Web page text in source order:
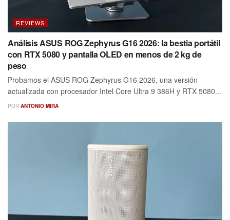
REVIEWS
Análisis ASUS ROG Zephyrus G16 2026: la bestia portátil
con RTX 5080 y pantalla OLED en menos de 2 kg de
peso
Probamos el ASUS ROG Zephyrus G16 2026, una versión
actualizada con procesador Intel Core Ultra 9 386H y RTX 5080...
POR ANTONIO MIRA